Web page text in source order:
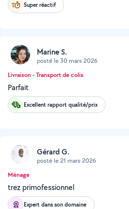
Super réactif
Marine S.
posté le 30 mars 2026
Livraison - Transport de colis
Parfait
Excellent rapport qualité/prix
Gérard G.
posté le 21 mars 2026
Ménage
trez primofessionnel
Expert dans son domaine